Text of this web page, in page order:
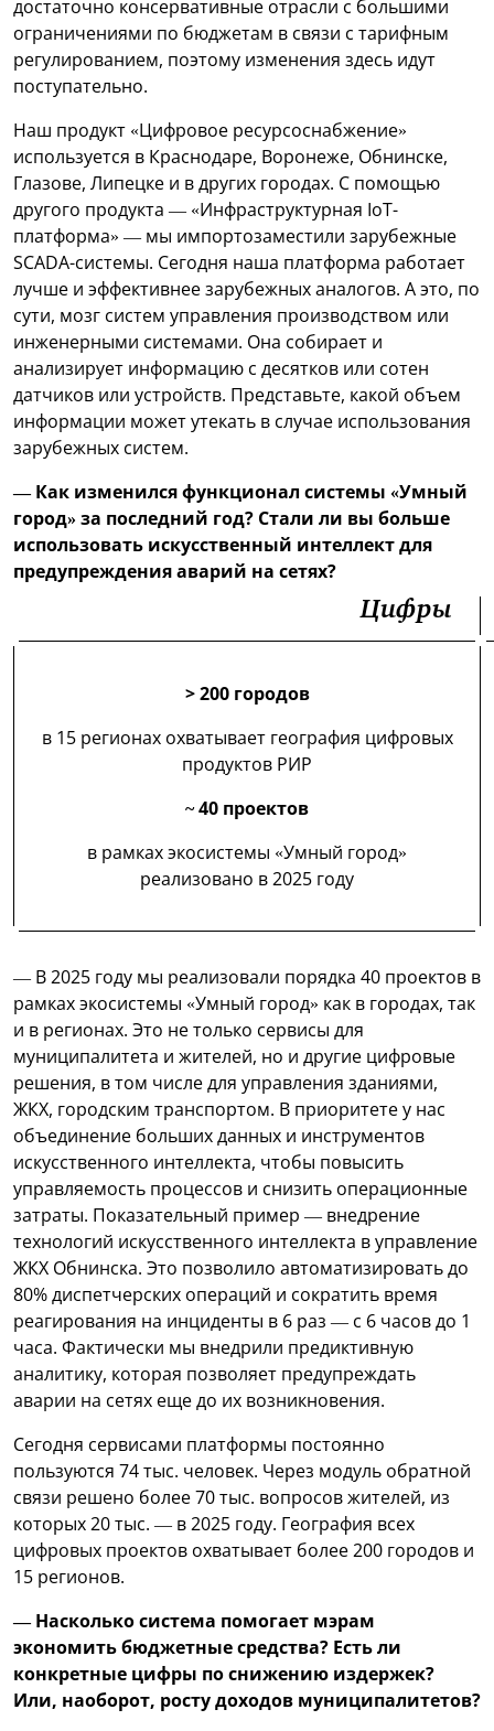
достаточно консервативные отрасли с большими
ограничениями по бюджетам в связи с тарифным
регулированием, поэтому изменения здесь идут
поступательно.
Наш продукт «Цифровое ресурсоснабжение»
используется в Краснодаре, Воронеже, Обнинске,
Глазове, Липецке и в других городах. С помощью
другого продукта — «Инфраструктурная IoT-
платформа» — мы импортозаместили зарубежные
SCADA-системы. Сегодня наша платформа работает
лучше и эффективнее зарубежных аналогов. А это, по
сути, мозг систем управления производством или
инженерными системами. Она собирает и
анализирует информацию с десятков или сотен
датчиков или устройств. Представьте, какой объем
информации может утекать в случае использования
зарубежных систем.
— Как изменился функционал системы «Умный
город» за последний год? Стали ли вы больше
использовать искусственный интеллект для
предупреждения аварий на сетях?
> 200 городов
в 15 регионах охватывает география цифровых
продуктов РИР
~ 40 проектов
в рамках экосистемы «Умный город»
реализовано в 2025 году
Цифры
— В 2025 году мы реализовали порядка 40 проектов в
рамках экосистемы «Умный город» как в городах, так
и в регионах. Это не только сервисы для
муниципалитета и жителей, но и другие цифровые
решения, в том числе для управления зданиями,
ЖКХ, городским транспортом. В приоритете у нас
объединение больших данных и инструментов
искусственного интеллекта, чтобы повысить
управляемость процессов и снизить операционные
затраты. Показательный пример — внедрение
технологий искусственного интеллекта в управление
ЖКХ Обнинска. Это позволило автоматизировать до
80% диспетчерских операций и сократить время
реагирования на инциденты в 6 раз — с 6 часов до 1
часа. Фактически мы внедрили предиктивную
аналитику, которая позволяет предупреждать
аварии на сетях еще до их возникновения.
Сегодня сервисами платформы постоянно
пользуются 74 тыс. человек. Через модуль обратной
связи решено более 70 тыс. вопросов жителей, из
которых 20 тыс. — в 2025 году. География всех
цифровых проектов охватывает более 200 городов и
15 регионов.
— Насколько система помогает мэрам
экономить бюджетные средства? Есть ли
конкретные цифры по снижению издержек?
Или, наоборот, росту доходов муниципалитетов?